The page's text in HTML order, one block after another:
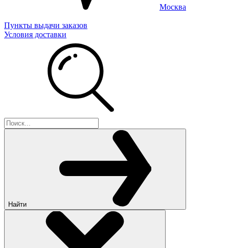
Москва
Пункты выдачи заказов
Условия доставки
Найти